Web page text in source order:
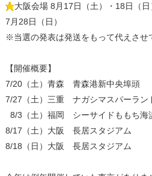
大阪会場 8月17日（土）・18日（
7月28日（日）
※当選の発表は発送をもって代えさせ
【開催概要】
7/20（土）青森 青森港新中央埠頭
7/27（土）三重 ナガシマスパーラン
8/3（土）福岡 シーサイドももち海
8/17（土）大阪 長居スタジアム
8/18（日）大阪 長居スタジアム